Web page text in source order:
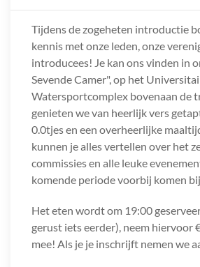
Tijdens de zogeheten introductie
kennis met onze leden, onze
introducees! Je kan ons vinden in
Sevende Camer", op het
Watersportcomplex bovenaan de
genieten we van heerlijk vers
0.0tjes en een overheerlijke
kunnen je alles vertellen over het
commissies en alle leuke
komende periode voorbij komen
Het eten wordt om 19:00
gerust iets eerder), neem hiervoor
mee! Als je je inschrijft nemen we